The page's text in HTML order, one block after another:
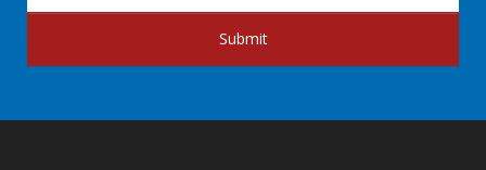
Submit